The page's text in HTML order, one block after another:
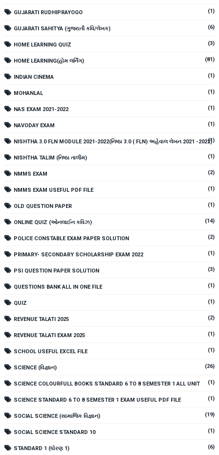
GUJARATI RUDHIPRAYOGO (1)
GUJARATI SAHITYA (ગુજરાતી કવિ/લેખક) (6)
HOME LEARNING QUIZ (3)
HOME LEARNING(હોમ લર્નિંગ) (81)
INDIAN CINEMA (1)
MOHANLAL (1)
NAS EXAM 2021-2022 (1)
NAVODAY EXAM (1)
NISHTHA 3.0 FLN MODULE 2021-2022(નિષ્ઠા 3.0 ( FLN) અહેવાલ લેખન 2021 -2022)(1)
NISHTHA TALIM (નિષ્ઠા તાલીમ) (1)
NMMS EXAM (2)
NMMS EXAM USEFUL PDF FILE (1)
OLD QUESTION PAPER (1)
ONLINE QUIZ (ઓનલાઈન કવિઝ) (14)
POLICE CONSTABLE EXAM PAPER SOLUTION (2)
PRIMARY- SECONDARY SCHOLARSHIP EXAM 2022 (1)
PSI QUESTION PAPER SOLUTION (3)
QUESTIONS BANK ALL IN ONE FILE (1)
QUIZ (1)
REVENUE TALATI 2025 (2)
REVENUE TALATI EXAM 2025 (1)
SCHOOL USEFUL EXCEL FILE (1)
SCIENCE (વિજ્ઞાન) (26)
SCIENCE COLOURFULL BOOKS STANDARD 6 TO 8 SEMESTER 1 ALL UNIT (1)
SCIENCE STANDARD 6 TO 8 SEMESTER 1 EXAM USEFUL PDF FILE (1)
SOCIAL SCIENCE (સામાજિક વિજ્ઞાન) (19)
SOCIAL SCIENCE STANDARD 10 (1)
STANDARD 1 (ધોરણ 1) (6)